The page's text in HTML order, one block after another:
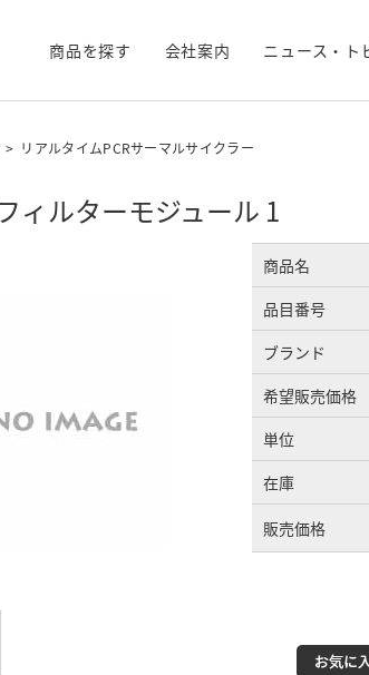
商品を探す 会社案内 ニュース・ト
> リアルタイムPCRサーマルサイクラー
ィルターモジュール 1
商品名
品目番号
ブランド
希望販売価格
単位
在庫
販売価格